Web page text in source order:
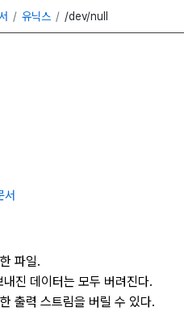
Model』
유닉스 /dev/null
서
파일.
내진 데이터는 모두 버려진다.
출력 스트림을 버릴 수 있다.